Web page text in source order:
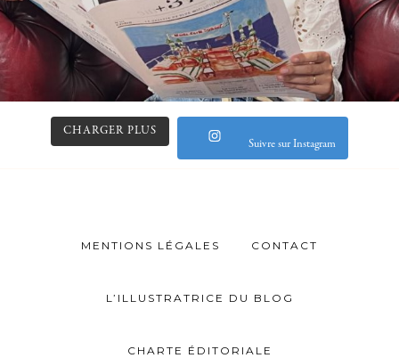
CHARGER PLUS
Suivre sur Instagram
MENTIONS LÉGALES CONTACT
L’ILLUSTRATRICE DU BLOG
CHARTE ÉDITORIALE